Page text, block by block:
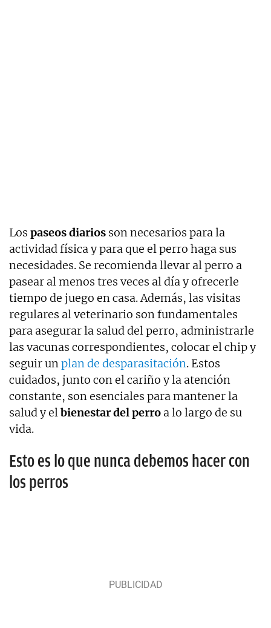
Los paseos diarios son necesarios para la
actividad física y para que el perro haga sus
necesidades. Se recomienda llevar al perro a
pasear al menos tres veces al día y ofrecerle
tiempo de juego en casa. Además, las visitas
regulares al veterinario son fundamentales
para asegurar la salud del perro, administrarle
las vacunas correspondientes, colocar el chip y
seguir unplan de desparasitación. Estos
cuidados, junto con el cariño y la atención
constante, son esenciales para mantener la
salud y elbienestar del perro a lo largo de su
vida.
Esto es lo que nunca debemos hacer con
los perros